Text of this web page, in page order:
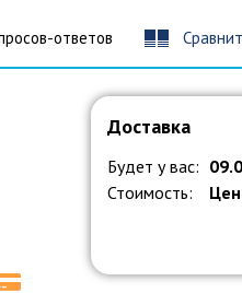
ответов
Доставка
Будет у вас:
Стоимость: